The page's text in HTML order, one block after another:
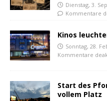
Dienstag, 3.
Kommentare
Kinos
Sonntag, 28.
Kommentare
Start des
vollem Platz